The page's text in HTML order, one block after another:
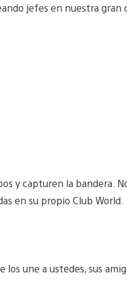
jefes en nuestra gran
y capturen la bandera.
en su propio Club World.
une a ustedes, sus